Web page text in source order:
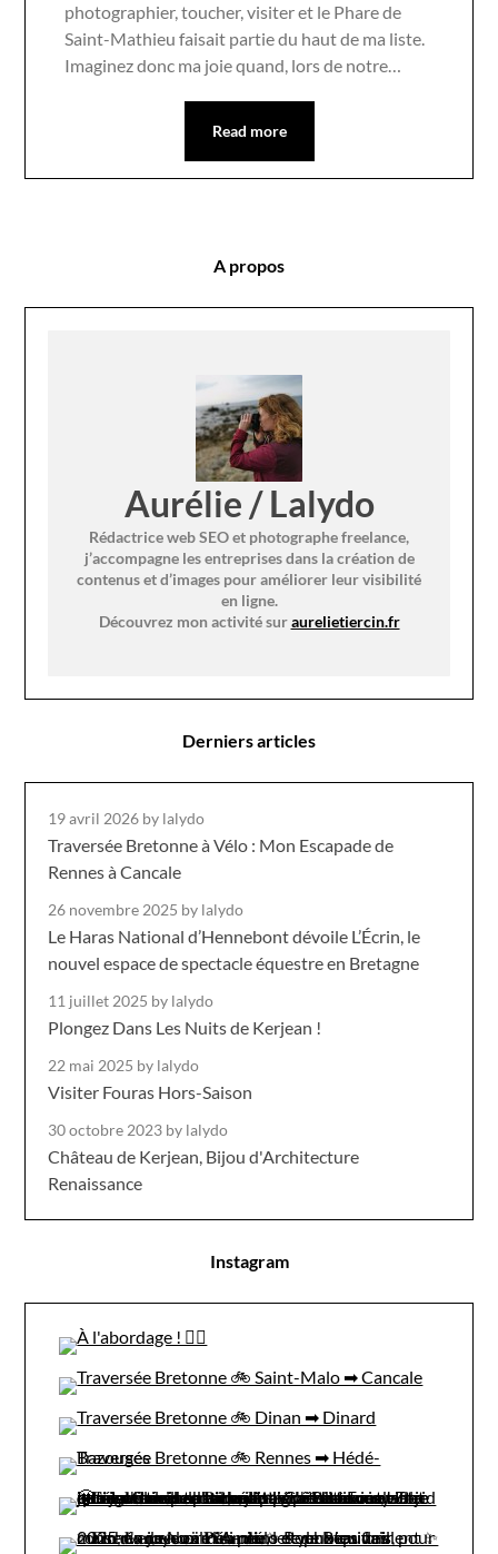
photographier, toucher, visiter et le Phare de
Saint-Mathieu faisait partie du haut de ma liste.
Imaginez donc ma joie quand, lors de notre…
Read more
A propos
Aurélie / Lalydo
Rédactrice web SEO et photographe freelance,
j’accompagne les entreprises dans la création de
contenus et d’images pour améliorer leur visibilité
en ligne.
Découvrez mon activité suraurelietiercin.fr
Derniers articles
19 avril 2026 by lalydo
Traversée Bretonne à Vélo : Mon Escapade de
Rennes à Cancale
26 novembre 2025 by lalydo
Le Haras National d’Hennebont dévoile L’Écrin, le
nouvel espace de spectacle équestre en Bretagne
11 juillet 2025 by lalydo
Plongez Dans Les Nuits de Kerjean !
22 mai 2025 by lalydo
Visiter Fouras Hors-Saison
30 octobre 2023 by lalydo
Château de Kerjean, Bijou d'Architecture
Renaissance
Instagram